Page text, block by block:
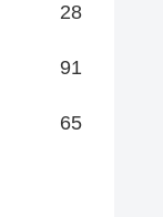
28
91
65